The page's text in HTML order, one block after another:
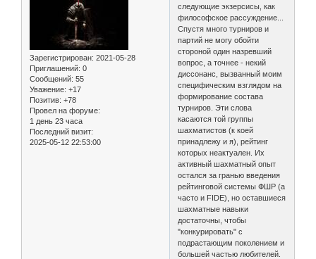
Зарегистрирован: 2021-05-28
Приглашений: 0
Сообщений: 55
Уважение: +17
Позитив: +78
Провел на форуме:
1 день 23 часа
Последний визит:
2025-05-12 22:53:00
следующие экзерсисы, как
философское рассуждение...
Спустя много турниров и
партий не могу обойти
стороной один назревший
вопрос, а точнее - некий
диссонанс, вызванный моим
специфическим взглядом на
формирование состава
турниров. Эти слова
касаются той группы
шахматистов (к коей
принадлежу и я), рейтинг
которых неактуален. Их
активный шахматный опыт
остался за гранью введения
рейтинговой системы ФШР (а
часто и FIDE), но оставшиеся
шахматные навыки
достаточны, чтобы
"конкурировать" с
подрастающим поколением и
большей частью любителей.